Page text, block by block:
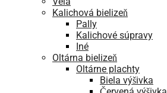
Kalichová bielizeň
Pally
Kalichové súpravy
Iné
Oltárna bielizeň
Oltárne plachty
Biela výšivka